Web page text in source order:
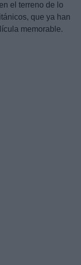
el terreno de lo
que ya han
memorable.